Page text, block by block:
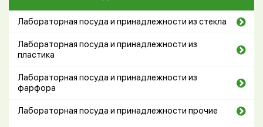
Лабораторная посуда и принадлежности из стекла
Лабораторная посуда и принадлежности из
пластика
Лабораторная посуда и принадлежности из
фарфора
Лабораторная посуда и принадлежности прочие